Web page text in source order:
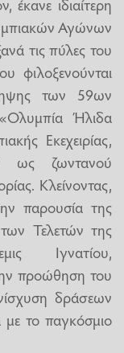
Αγώνων
τις πύλες του
φιλοξενούνται
των 59ων
Ήλιδα
Εκεχειρίας,
ως ζωντανού
Κλείνοντας,
παρουσία της
Τελετών της
Ιγνατίου,
προώθηση του
δράσεων
με το παγκόσμιο